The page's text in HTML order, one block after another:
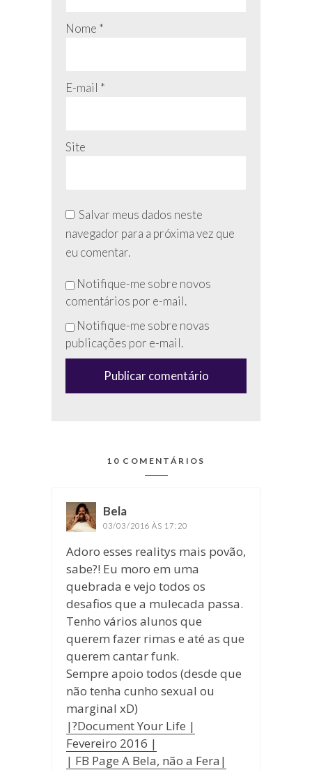
Nome *
E-mail *
Site
Salvar meus dados neste
navegador para a próxima vez que
eu comentar.
Não
preencha
esse
campo
(anti-
Notifique-me sobre novos
comentários por e-mail.
Notifique-me sobre novas
publicações por e-mail.
10 COMENTÁRIOS
Bela
03/03/2016 ÀS 17:20
Adoro esses realitys mais povão,
sabe?! Eu moro em uma
quebrada e vejo todos os
desafios que a mulecada passa.
Tenho vários alunos que
querem fazer rimas e até as que
querem cantar funk.
Sempre apoio todos (desde que
não tenha cunho sexual ou
marginal xD)
|?Document Your Life |
Fevereiro 2016 |
| FB Page A Bela, não a Fera|